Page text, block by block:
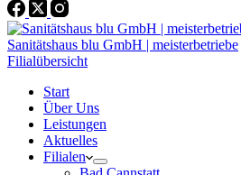
Sanitätshaus blu GmbH | meisterbetriebe
Filialübersicht
Start
Über Uns
Leistungen
Aktuelles
Filialen